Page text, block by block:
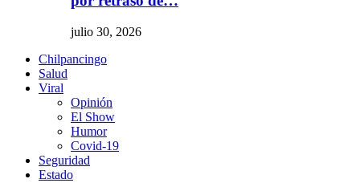
julio 30, 2026
Chilpancingo
Salud
Viral
Opinión
El Show
Humor
Covid-19
Seguridad
Estado